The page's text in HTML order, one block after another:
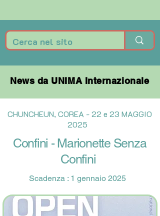
News da UNIMA Internazionale
News da UNIMA Internazionale
CHUNCHEUN, COREA - 22 e 23 MAGGIO
2025
Confini - Marionette Senza
Confini
Scadenza : 1 gennaio 2025